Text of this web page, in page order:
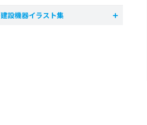
建設機器イラスト集